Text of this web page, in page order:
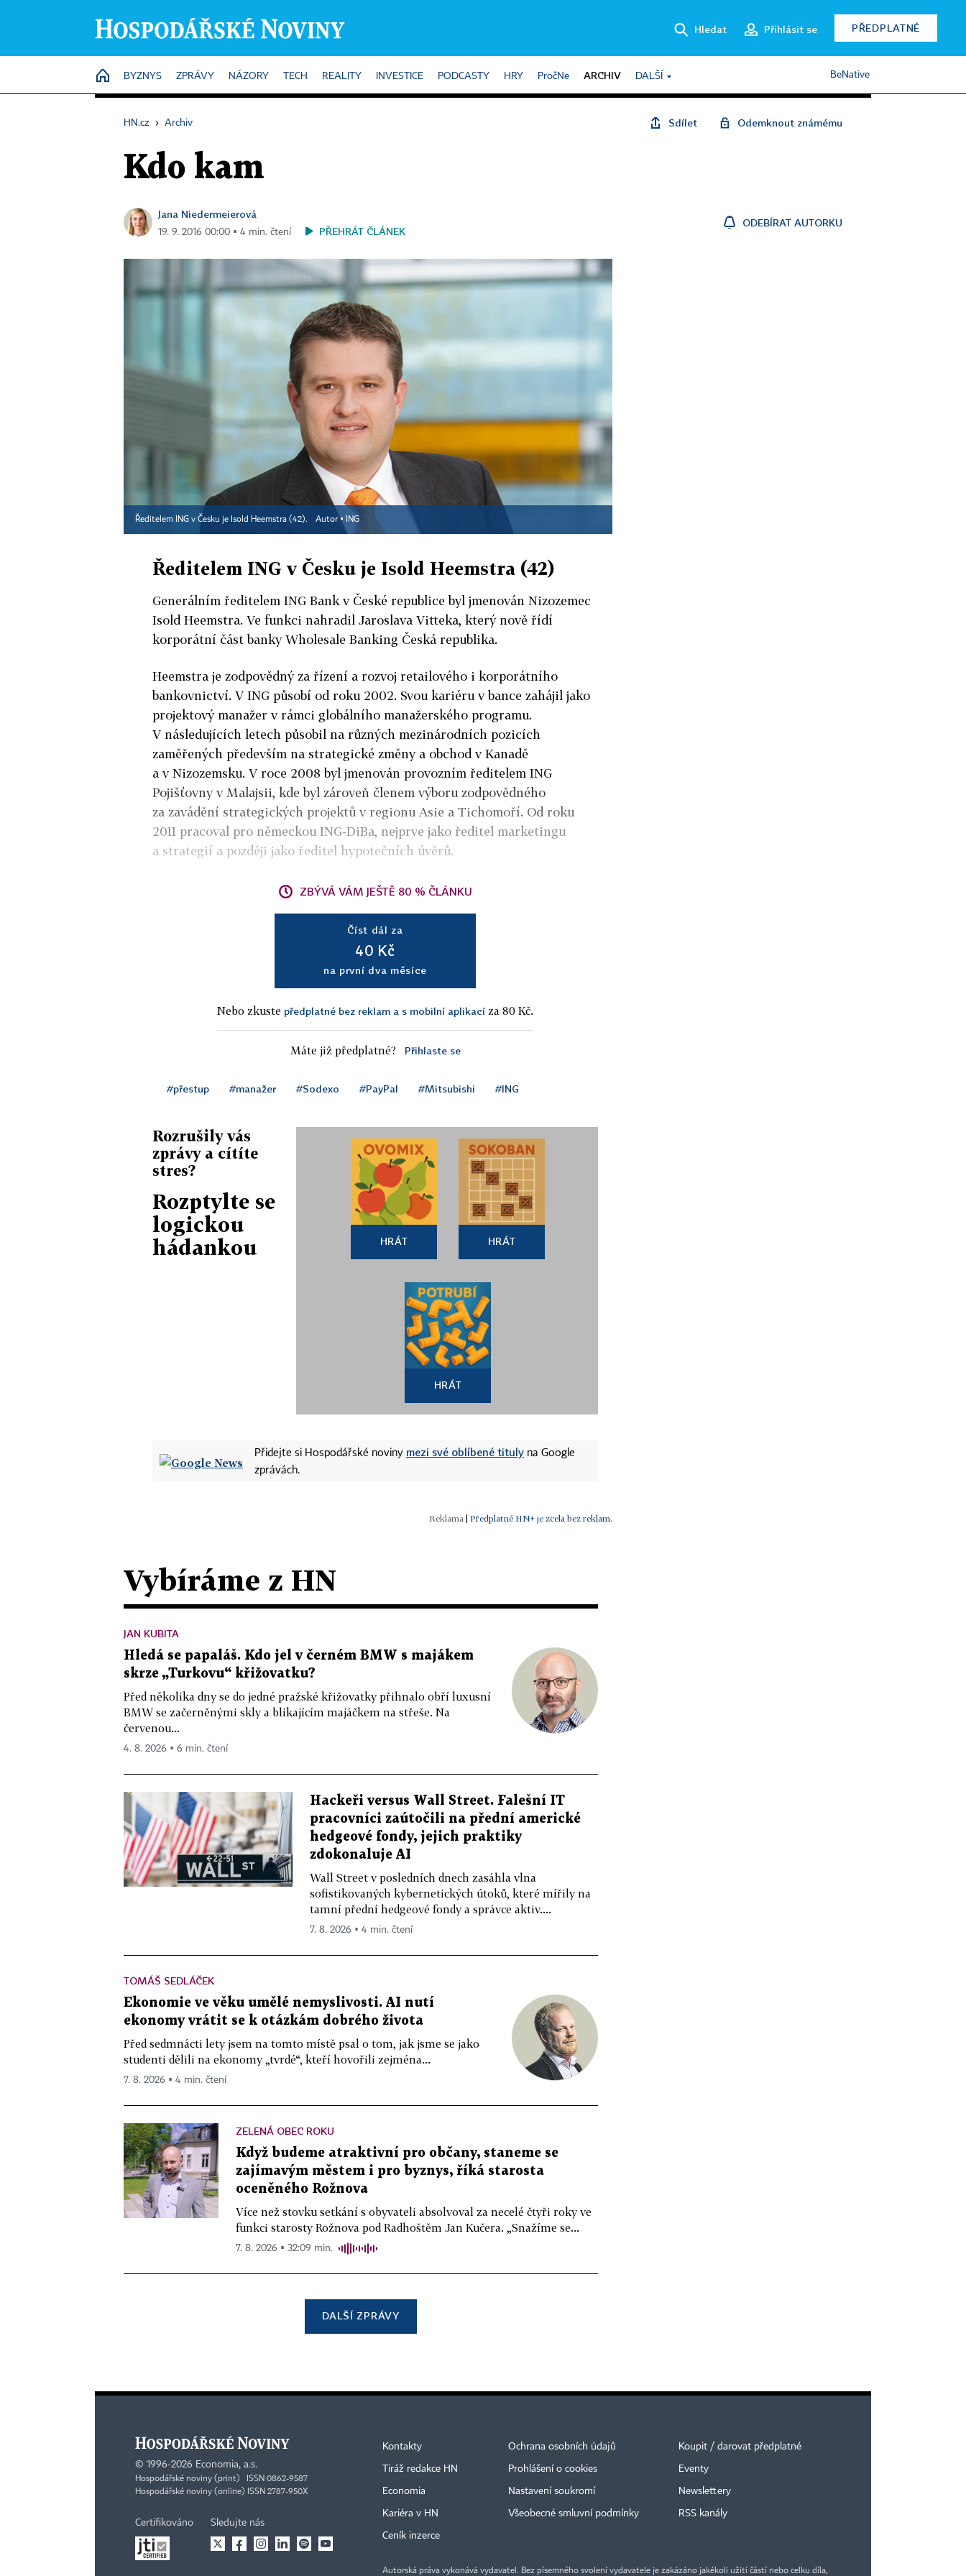
Hledat Přihlásit se PŘEDPLATNÉ
HOME
BYZNYS ZPRÁVY NÁZORY TECH REALITY INVESTICE PODCASTY HRY PročNe ARCHIV DALŠÍ BeNative
HN.cz › Archiv Sdílet Odemknout známému
Kdo kam
Jana Niedermeierová
19. 9. 2016 00:00 ▪ 4 min. čtení PŘEHRÁT ČLÁNEK
ODEBÍRAT AUTORKU
Ředitelem ING v Česku je Isold Heemstra (42). Autor ▪ ING
Ředitelem ING v Česku je Isold Heemstra (42)
Generálním ředitelem ING Bank v České republice byl jmenován Nizozemec
Isold Heemstra. Ve funkci nahradil Jaroslava Vitteka, který nově řídí
korporátní část banky Wholesale Banking Česká republika.
Heemstra je zodpovědný za řízení a rozvoj retailového i korporátního
bankovnictví. V ING působí od roku 2002. Svou kariéru v bance zahájil jako
projektový manažer v rámci globálního manažerského programu.
V následujících letech působil na různých mezinárodních pozicích
zaměřených především na strategické změny a obchod v Kanadě
a v Nizozemsku. V roce 2008 byl jmenován provozním ředitelem ING
Pojišťovny v Malajsii, kde byl zároveň členem výboru zodpovědného
za zavádění strategických projektů v regionu Asie a Tichomoří. Od roku
2011 pracoval pro německou ING-DiBa, nejprve jako ředitel marketingu
a strategií a později jako ředitel hypotečních úvěrů.
ZBÝVÁ VÁM JEŠTĚ 80 % ČLÁNKU
Číst dál za
40 Kč
na první dva měsíce
Nebo zkuste předplatné bez reklam a s mobilní aplikací za 80 Kč.
Máte již předplatné? Přihlaste se
#přestup #manažer #Sodexo #PayPal #Mitsubishi #ING
Rozrušily vás
zprávy a cítíte
stres?
Rozptylte se
logickou
hádankou
HRÁT HRÁT
HRÁT
Přidejte si Hospodářské noviny mezi své oblíbené tituly na Google
zprávách.
| Předplatné HN+ je zcela bez reklam.
Vybíráme z HN
JAN KUBITA
Hledá se papaláš. Kdo jel v černém BMW s majákem
skrze „Turkovu“ křižovatku?
Před několika dny se do jedné pražské křižovatky přihnalo obří luxusní
BMW se začerněnými skly a blikajícím majáčkem na střeše. Na
červenou...
4. 8. 2026 ▪ 6 min. čtení
Hackeři versus Wall Street. Falešní IT
pracovníci zaútočili na přední americké
hedgeové fondy, jejich praktiky
zdokonaluje AI
Wall Street v posledních dnech zasáhla vlna
sofistikovaných kybernetických útoků, které mířily na
tamní přední hedgeové fondy a správce aktiv....
7. 8. 2026 ▪ 4 min. čtení
TOMÁŠ SEDLÁČEK
Ekonomie ve věku umělé nemyslivosti. AI nutí
ekonomy vrátit se k otázkám dobrého života
Před sedmnácti lety jsem na tomto místě psal o tom, jak jsme se jako
studenti dělili na ekonomy „tvrdé“, kteří hovořili zejména...
7. 8. 2026 ▪ 4 min. čtení
ZELENÁ OBEC ROKU
Když budeme atraktivní pro občany, staneme se
zajímavým městem i pro byznys, říká starosta
oceněného Rožnova
Více než stovku setkání s obyvateli absolvoval za necelé čtyři roky ve
funkci starosty Rožnova pod Radhoštěm Jan Kučera. „Snažíme se...
7. 8. 2026 ▪ 32:09 min.
DALŠÍ ZPRÁVY
© 1996-2026 Economia, a.s.
Hospodářské noviny (print) ISSN 0862-9587
Hospodářské noviny (online) ISSN 2787-950X
Certifikováno Sledujte nás
Kontakty
Tiráž redakce HN
Economia
Kariéra v HN
Ceník inzerce
Ochrana osobních údajů
Prohlášení o cookies
Nastavení soukromí
Všeobecné smluvní podmínky
Koupit / darovat předplatné
Eventy
Newslettery
RSS kanály
Autorská práva vykonává vydavatel. Bez písemného svolení vydavatele je zakázáno jakékoli užití částí nebo celku díla,